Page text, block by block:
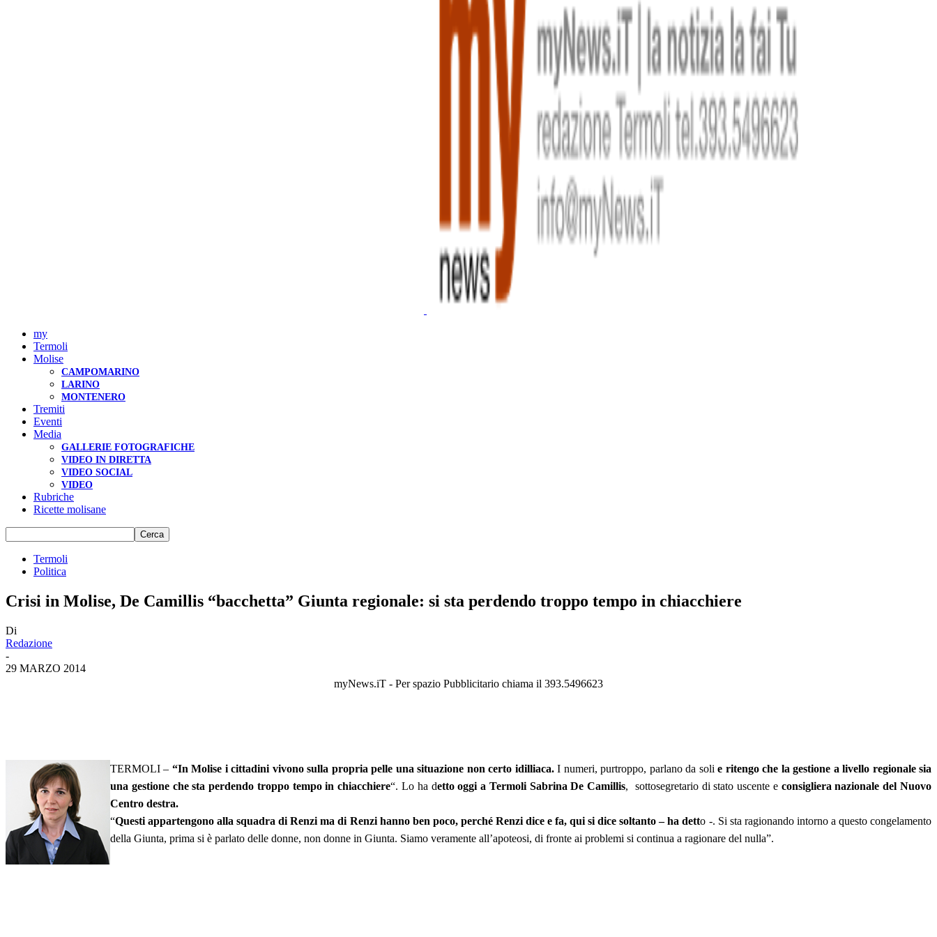
my
Termoli
Molise
CAMPOMARINO
LARINO
MONTENERO
Tremiti
Eventi
Media
GALLERIE FOTOGRAFICHE
VIDEO IN DIRETTA
VIDEO SOCIAL
VIDEO
Rubriche
Ricette molisane
Termoli
Politica
Crisi in Molise, De Camillis “bacchetta” Giunta regionale: si sta perdendo troppo tempo in chiacchiere
Di
Redazione
-
29 MARZO 2014
myNews.iT - Per spazio Pubblicitario chiama il 393.5496623
TERMOLI – “In Molise i cittadini vivono sulla propria pelle una situazione non certo idilliaca.I numeri, purtroppo, parlano da solie ritengo che la gestione a livello regionale sia
una gestione che sta perdendo troppo tempo in chiacchiere“. Lo ha detto oggi a Termoli Sabrina De Camillis, sottosegretario di stato uscente e consigliera nazionale del Nuovo
Centro destra.
“Questi appartengono alla squadra di Renzi ma di Renzi hanno ben poco, perché Renzi dice e fa, qui si dice soltanto – ha detto -. Si sta ragionando intorno a questo congelamento
della Giunta, prima si è parlato delle donne, non donne in Giunta. Siamo veramente all’apoteosi, di fronte ai problemi si continua a ragionare del nulla”.